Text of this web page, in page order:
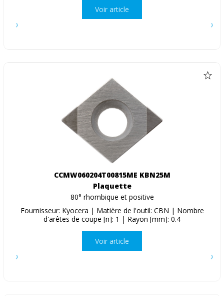
Voir article
CCMW060204T00815ME KBN25M
Plaquette
80° rhombique et positive
Fournisseur: Kyocera | Matière de l'outil: CBN | Nombre
d'arêtes de coupe [n]: 1 | Rayon [mm]: 0.4
Voir article